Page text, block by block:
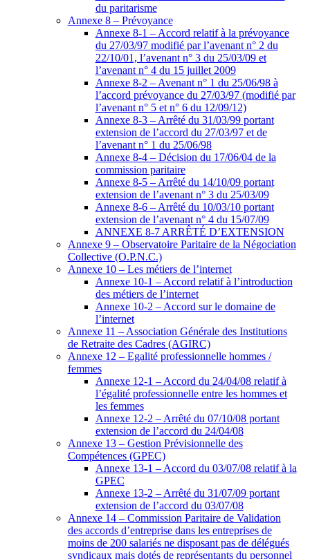
du paritarisme
Annexe 8 – Prévoyance
Annexe 8-1 – Accord relatif à la prévoyance
du 27/03/97 modifié par l’avenant n° 2 du
22/10/01, l’avenant n° 3 du 25/03/09 et
l’avenant n° 4 du 15 juillet 2009
Annexe 8-2 – Avenant n° 1 du 25/06/98 à
l’accord prévoyance du 27/03/97 (modifié par
l’avenant n° 5 et n° 6 du 12/09/12)
Annexe 8-3 – Arrêté du 31/03/99 portant
extension de l’accord du 27/03/97 et de
l’avenant n° 1 du 25/06/98
Annexe 8-4 – Décision du 17/06/04 de la
commission paritaire
Annexe 8-5 – Arrêté du 14/10/09 portant
extension de l’avenant n° 3 du 25/03/09
Annexe 8-6 – Arrêté du 10/03/10 portant
extension de l’avenant n° 4 du 15/07/09
ANNEXE 8-7 ARRÊTÉ D’EXTENSION
Annexe 9 – Observatoire Paritaire de la Négociation
Collective (O.P.N.C.)
Annexe 10 – Les métiers de l’internet
Annexe 10-1 – Accord relatif à l’introduction
des métiers de l’internet
Annexe 10-2 – Accord sur le domaine de
l’internet
Annexe 11 – Association Générale des Institutions
de Retraite des Cadres (AGIRC)
Annexe 12 – Egalité professionnelle hommes /
femmes
Annexe 12-1 – Accord du 24/04/08 relatif à
l’égalité professionnelle entre les hommes et
les femmes
Annexe 12-2 – Arrêté du 07/10/08 portant
extension de l’accord du 24/04/08
Annexe 13 – Gestion Prévisionnelle des
Compétences (GPEC)
Annexe 13-1 – Accord du 03/07/08 relatif à la
GPEC
Annexe 13-2 – Arrêté du 31/07/09 portant
extension de l’accord du 03/07/08
Annexe 14 – Commission Paritaire de Validation
des accords d’entreprise dans les entreprises de
moins de 200 salariés ne disposant pas de délégués
syndicaux mais dotés de représentants du personnel